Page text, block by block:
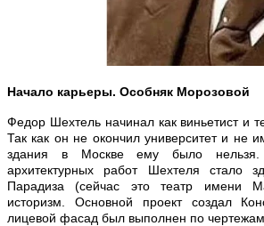
Начало карьеры. Особняк Морозовой
Федор Шехтель начинал как виньетист и
Так как он не окончил университет и не
здания в Москве ему было
архитектурных работ Шехтеля стало
Парадиза (сейчас это театр имени
историзм. Основной проект создал
лицевой фасад был выполнен по